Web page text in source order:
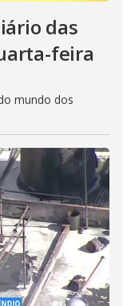
das
feira
mundo dos